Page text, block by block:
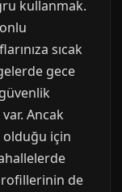
kullanmak.
sıcak
gece
Ancak
olduğu için
de